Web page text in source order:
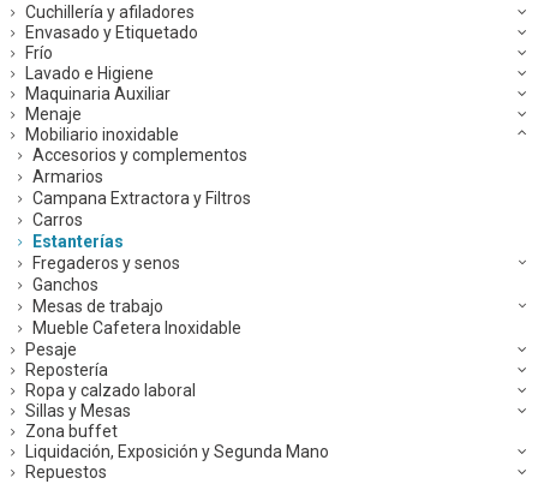
Cuchillería y afiladores
Envasado y Etiquetado
Frío
Lavado e Higiene
Maquinaria Auxiliar
Menaje
Mobiliario inoxidable
Accesorios y complementos
Armarios
Campana Extractora y Filtros
Carros
Estanterías
Fregaderos y senos
Ganchos
Mesas de trabajo
Mueble Cafetera Inoxidable
Pesaje
Repostería
Ropa y calzado laboral
Sillas y Mesas
Zona buffet
Liquidación, Exposición y Segunda Mano
Repuestos